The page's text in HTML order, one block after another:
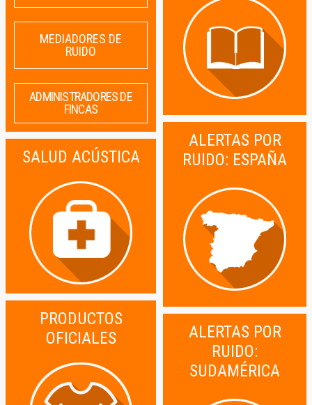
MEDIADORES DE
RUIDO
ADMINISTRADORES DE
FINCAS
SALUD ACÚSTICA
PRODUCTOS
OFICIALES
ALERTAS POR
RUIDO: ESPAÑA
ALERTAS POR
RUIDO:
SUDAMÉRICA